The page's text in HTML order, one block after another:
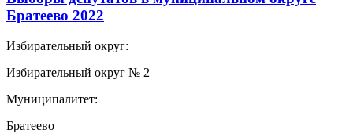
Братеево 2022
Избирательный округ:
Избирательный округ № 2
Муниципалитет:
Братеево